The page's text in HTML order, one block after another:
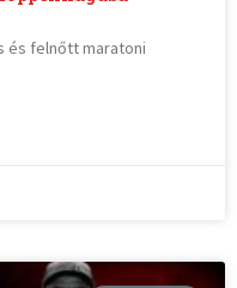
és felnőtt maratoni